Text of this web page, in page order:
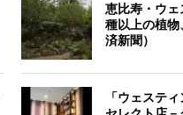
恵比寿・ウ
種以上の植
済新聞）
「ウェステ